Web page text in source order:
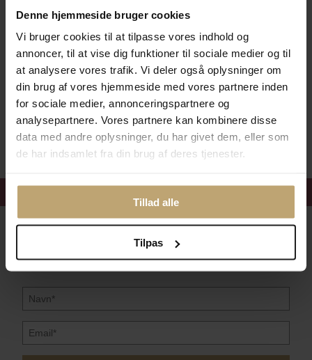
Denne hjemmeside bruger cookies
Vi bruger cookies til at tilpasse vores indhold og
annoncer, til at vise dig funktioner til sociale medier og til
at analysere vores trafik. Vi deler også oplysninger om
din brug af vores hjemmeside med vores partnere inden
for sociale medier, annonceringspartnere og
analysepartnere. Vores partnere kan kombinere disse
data med andre oplysninger, du har givet dem, eller som
de har indsamlet fra din brug af deres tjenester.
Tillad alle
Tilpas
Betalingsmuligheder
Sikker Og Tryg E-Handel
Følg med i vores nyhedsbrev
Læs mere her